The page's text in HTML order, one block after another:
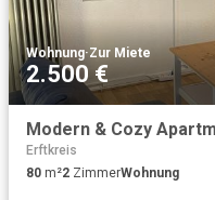
Wohnung·Zur Miete
2.500 €
Erftkreis
80 m²2 ZimmerWohnung